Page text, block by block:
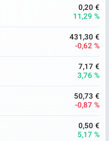
0,20 €
11,29 %
431,30 €
-0,62 %
7,17 €
3,76 %
50,73 €
-0,87 %
0,50 €
5,17 %